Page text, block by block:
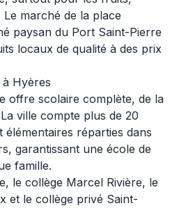
Le marché de la place
paysan du Port Saint-Pierre
locaux de qualité à des prix
Hyères
offre scolaire complète, de la
ville compte plus de 20
élémentaires réparties dans
garantissant une école de
famille.
le collège Marcel Rivière, le
et le collège privé Saint-